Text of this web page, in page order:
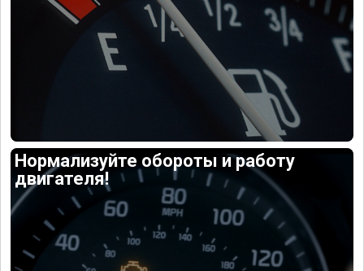
Нормализуйте обороты и работу
двигателя!